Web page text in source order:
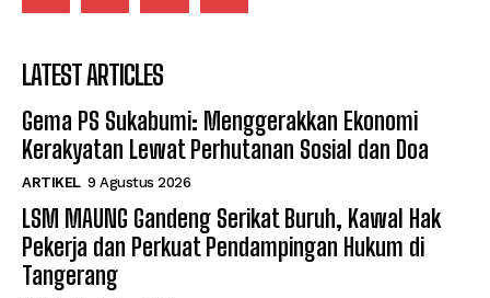
LATEST ARTICLES
Gema PS Sukabumi: Menggerakkan Ekonomi
Kerakyatan Lewat Perhutanan Sosial dan Doa
ARTIKEL 9 Agustus 2026
LSM MAUNG Gandeng Serikat Buruh, Kawal Hak
Pekerja dan Perkuat Pendampingan Hukum di
Tangerang